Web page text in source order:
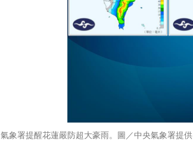
氣象署提醒花蓮嚴防超大豪雨。圖／中央氣象署提供